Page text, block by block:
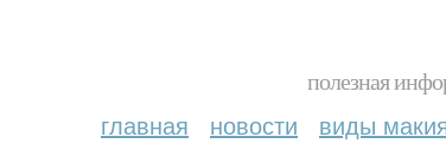
полезная
главная новости виды